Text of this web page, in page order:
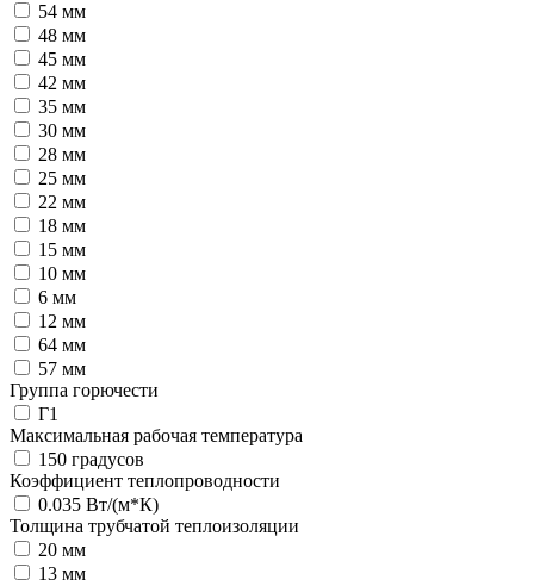
54 мм
48 мм
45 мм
42 мм
35 мм
30 мм
28 мм
25 мм
22 мм
18 мм
15 мм
10 мм
6 мм
12 мм
64 мм
57 мм
Группа горючести
Г1
Максимальная рабочая температура
150 градусов
Коэффициент теплопроводности
0.035 Вт/(м*К)
Толщина трубчатой теплоизоляции
20 мм
13 мм